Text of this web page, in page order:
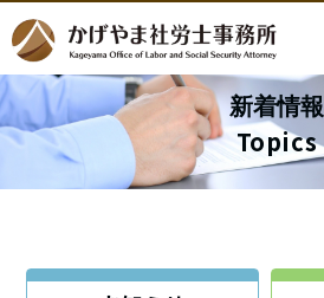
新着情報
Topics